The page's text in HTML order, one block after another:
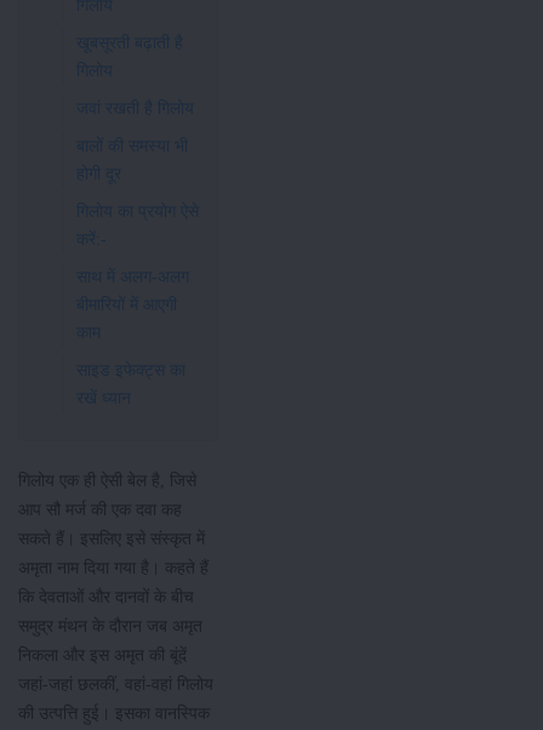
गिलोय
खूबसूरती बढ़ाती है
गिलोय
जवां रखती है गिलोय
बालों की समस्या भी
होगी दूर
गिलोय का प्रयोग ऐसे
करें:-
साथ में अलग-अलग
बीमारियों में आएगी
काम
साइड इफेक्ट्स का
रखें ध्यान
गिलोय एक ही ऐसी बेल है, जिसे
आप सौ मर्ज की एक दवा कह
सकते हैं। इसलिए इसे संस्कृत में
अमृता नाम दिया गया है। कहते हैं
कि देवताओं और दानवों के बीच
समुद्र मंथन के दौरान जब अमृत
निकला और इस अमृत की बूंदें
जहां-जहां छलकीं, वहां-वहां गिलोय
की उत्पत्ति हुई। इसका वानस्पिक